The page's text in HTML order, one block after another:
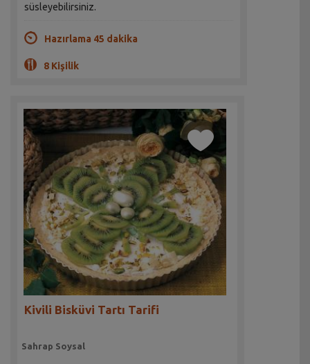
süsleyebilirsiniz.
Hazırlama 45 dakika
8 Kişilik
Kivili Bisküvi Tartı Tarifi
Sahrap Soysal